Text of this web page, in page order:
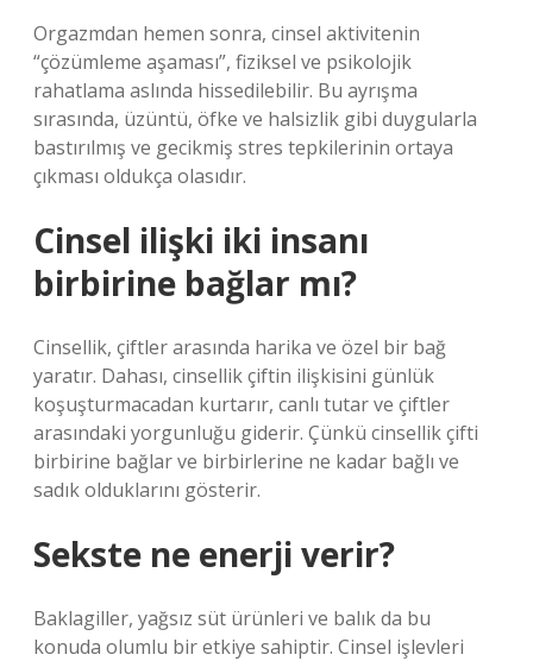
Orgazmdan hemen sonra, cinsel aktivitenin
“çözümleme aşaması”, fiziksel ve psikolojik
rahatlama aslında hissedilebilir. Bu ayrışma
sırasında, üzüntü, öfke ve halsizlik gibi duygularla
bastırılmış ve gecikmiş stres tepkilerinin ortaya
çıkması oldukça olasıdır.
Cinsel ilişki iki insanı
birbirine bağlar mı?
Cinsellik, çiftler arasında harika ve özel bir bağ
yaratır. Dahası, cinsellik çiftin ilişkisini günlük
koşuşturmacadan kurtarır, canlı tutar ve çiftler
arasındaki yorgunluğu giderir. Çünkü cinsellik çifti
birbirine bağlar ve birbirlerine ne kadar bağlı ve
sadık olduklarını gösterir.
Sekste ne enerji verir?
Baklagiller, yağsız süt ürünleri ve balık da bu
konuda olumlu bir etkiye sahiptir. Cinsel işlevleri